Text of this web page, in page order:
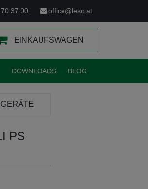
37 00 office@leso.at
EINKAUFSWAGEN
DOWNLOADS BLOG
PS